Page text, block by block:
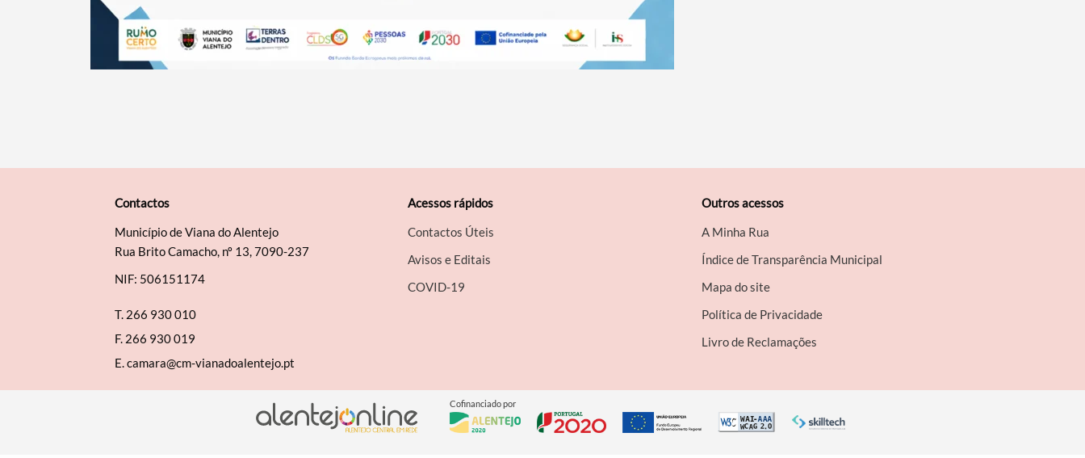
Contactos
Município de Viana do Alentejo
Rua Brito Camacho, nº 13, 7090-237
NIF: 506151174
T. 266 930 010
F. 266 930 019
E.camara@cm-vianadoalentejo.pt
Acessos rápidos
Contactos Úteis
Avisos e Editais
COVID-19
Outros acessos
A Minha Rua
Índice de Transparência Municipal
Mapa do site
Política de Privacidade
Livro de Reclamações
Cofinanciado por